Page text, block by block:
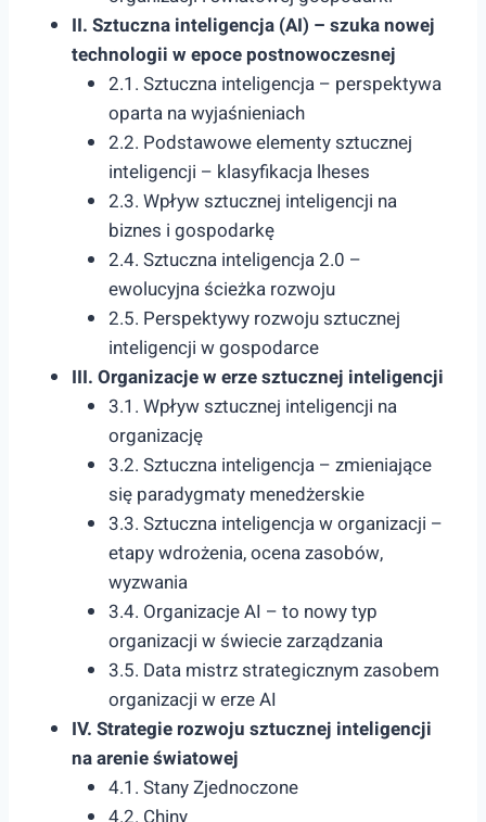
II. Sztuczna inteligencja (AI) – szuka nowej
technologii w epoce postnowoczesnej
2.1. Sztuczna inteligencja – perspektywa
oparta na wyjaśnieniach
2.2. Podstawowe elementy sztucznej
inteligencji – klasyfikacja lheses
2.3. Wpływ sztucznej inteligencji na
biznes i gospodarkę
2.4. Sztuczna inteligencja 2.0 –
ewolucyjna ścieżka rozwoju
2.5. Perspektywy rozwoju sztucznej
inteligencji w gospodarce
III. Organizacje w erze sztucznej inteligencji
3.1. Wpływ sztucznej inteligencji na
organizację
3.2. Sztuczna inteligencja – zmieniające
się paradygmaty menedżerskie
3.3. Sztuczna inteligencja w organizacji –
etapy wdrożenia, ocena zasobów,
wyzwania
3.4. Organizacje AI – to nowy typ
organizacji w świecie zarządzania
3.5. Data mistrz strategicznym zasobem
organizacji w erze AI
IV. Strategie rozwoju sztucznej inteligencji
na arenie światowej
4.1. Stany Zjednoczone